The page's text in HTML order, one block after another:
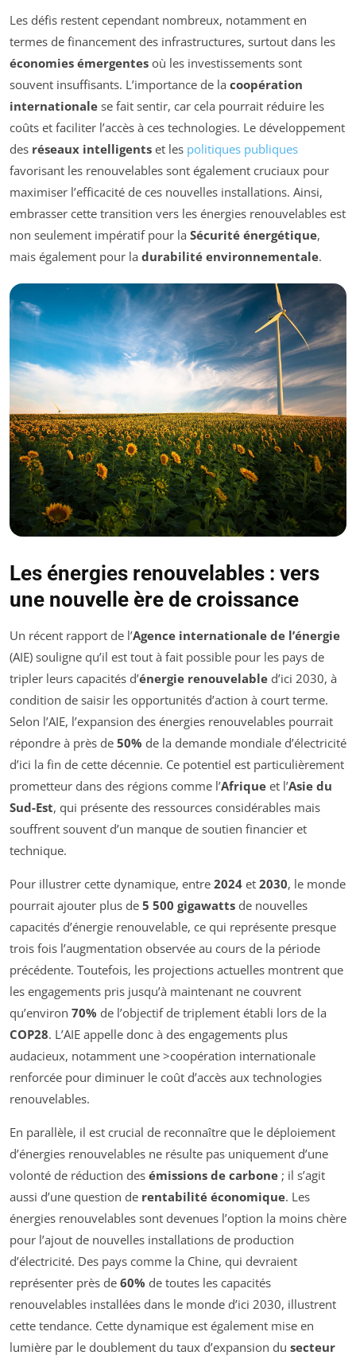
Les défis restent cependant nombreux, notamment en
termes de financement des infrastructures, surtout dans les
économies émergentes où les investissements sont
souvent insuffisants. L’importance de la coopération
internationale se fait sentir, car cela pourrait réduire les
coûts et faciliter l’accès à ces technologies. Le développement
des réseaux intelligents et les politiques publiques
favorisant les renouvelables sont également cruciaux pour
maximiser l’efficacité de ces nouvelles installations. Ainsi,
embrasser cette transition vers les énergies renouvelables est
non seulement impératif pour la Sécurité énergétique,
mais également pour la durabilité environnementale.
Les énergies renouvelables : vers
une nouvelle ère de croissance
Un récent rapport de l’Agence internationale de l’énergie
(AIE) souligne qu’il est tout à fait possible pour les pays de
tripler leurs capacités d’énergie renouvelable d’ici 2030, à
condition de saisir les opportunités d’action à court terme.
Selon l’AIE, l’expansion des énergies renouvelables pourrait
répondre à près de 50% de la demande mondiale d’électricité
d’ici la fin de cette décennie. Ce potentiel est particulièrement
prometteur dans des régions comme l’Afrique et l’Asie du
Sud-Est, qui présente des ressources considérables mais
souffrent souvent d’un manque de soutien financier et
technique.
Pour illustrer cette dynamique, entre 2024 et 2030, le monde
pourrait ajouter plus de 5 500 gigawatts de nouvelles
capacités d’énergie renouvelable, ce qui représente presque
trois fois l’augmentation observée au cours de la période
précédente. Toutefois, les projections actuelles montrent que
les engagements pris jusqu’à maintenant ne couvrent
qu’environ 70% de l’objectif de triplement établi lors de la
COP28. L’AIE appelle donc à des engagements plus
audacieux, notamment une >coopération internationale
renforcée pour diminuer le coût d’accès aux technologies
renouvelables.
En parallèle, il est crucial de reconnaître que le déploiement
d’énergies renouvelables ne résulte pas uniquement d’une
volonté de réduction des émissions de carbone ; il s’agit
aussi d’une question de rentabilité économique. Les
énergies renouvelables sont devenues l’option la moins chère
pour l’ajout de nouvelles installations de production
d’électricité. Des pays comme la Chine, qui devraient
représenter près de 60% de toutes les capacités
renouvelables installées dans le monde d’ici 2030, illustrent
cette tendance. Cette dynamique est également mise en
lumière par le doublement du taux d’expansion du secteur